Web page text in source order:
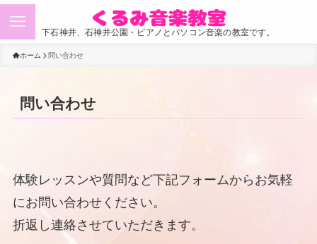
下石神井、石神井公園・ピアノとパソコン音楽の教室です。
ホーム 問い合わせ
問い合わせ
体験レッスンや質問など下記フォームからお気軽
にお問い合わせください。
折返し連絡させていただきます。